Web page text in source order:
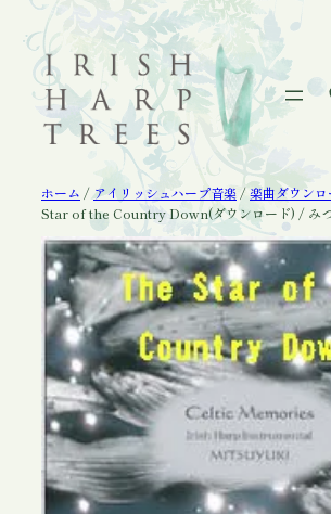
容
ホーム /アイリッシュハープ音楽 /楽曲ダウン
Star of the Country Down(ダウンロード) / み